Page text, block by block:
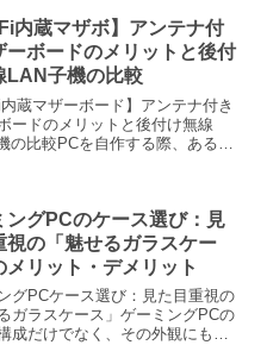
Fi内蔵マザボ】アンテナ付
ーボードのメリットと後付
LAN子機の比較
内蔵マザーボード】アンテナ付き
ードのメリットと後付け無線
の比較PCを自作する際、あるい
提供...
ングPCのケース選び：見
視の「魅せるガラスケー
メリット・デメリット
グPCケース選び：見た目重視の
ガラスケース」ゲーミングPCの
成だけでなく、その外観にもこ